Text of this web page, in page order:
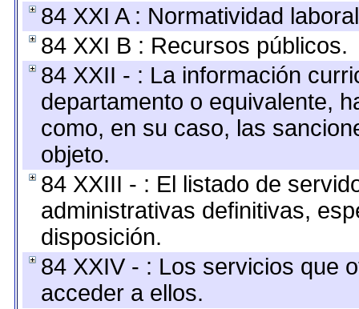
84 XXI A : Normatividad
84 XXI B : Recursos públicos.
84 XXII - : La información
departamento o equivalente,
como, en su caso, las
objeto.
84 XXIII - : El listado de
administrativas definitivas,
disposición.
84 XXIV - : Los servicios que
acceder a ellos.